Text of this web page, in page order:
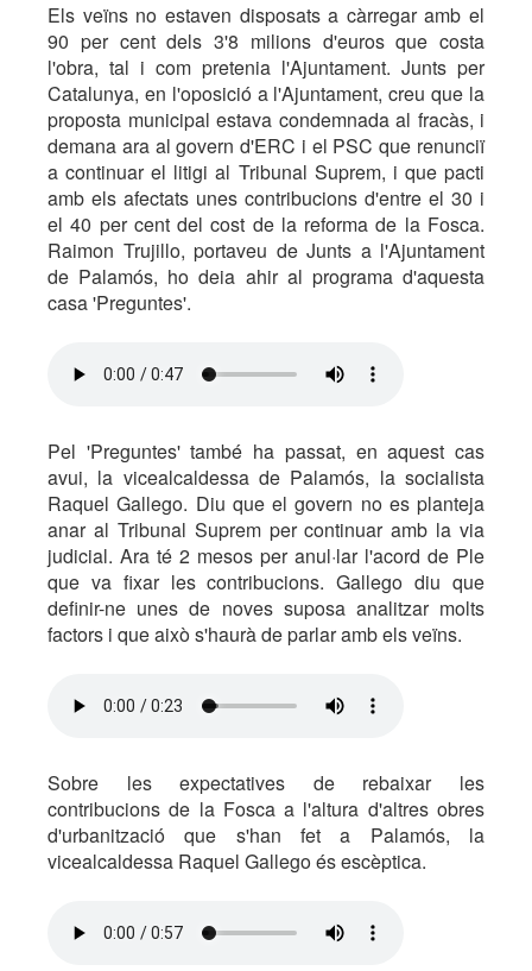
Els veïns no estaven disposats a càrregar amb el
90 per cent dels 3'8 milions d'euros que costa
l'obra, tal i com pretenia l'Ajuntament. Junts per
Catalunya, en l'oposició a l'Ajuntament, creu que la
proposta municipal estava condemnada al fracàs, i
demana ara al govern d'ERC i el PSC que renunciï
a continuar el litigi al Tribunal Suprem, i que pacti
amb els afectats unes contribucions d'entre el 30 i
el 40 per cent del cost de la reforma de la Fosca.
Raimon Trujillo, portaveu de Junts a l'Ajuntament
de Palamós, ho deia ahir al programa d'aquesta
casa 'Preguntes'.
Pel 'Preguntes' també ha passat, en aquest cas
avui, la vicealcaldessa de Palamós, la socialista
Raquel Gallego. Diu que el govern no es planteja
anar al Tribunal Suprem per continuar amb la via
judicial. Ara té 2 mesos per anul·lar l'acord de Ple
que va fixar les contribucions. Gallego diu que
definir-ne unes de noves suposa analitzar molts
factors i que això s'haurà de parlar amb els veïns.
Sobre les expectatives de rebaixar les
contribucions de la Fosca a l'altura d'altres obres
d'urbanització que s'han fet a Palamós, la
vicealcaldessa Raquel Gallego és escèptica.